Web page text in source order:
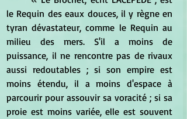
le Requin des eaux douces, il y règne en
tyran dévastateur, comme le Requin au
milieu des mers. S'il a moins de
puissance, il ne rencontre pas de rivaux
aussi redoutables ; si son empire est
moins étendu, il a moins d'espace à
parcourir pour assouvir sa voracité ; si sa
proie est moins variée, elle est souvent